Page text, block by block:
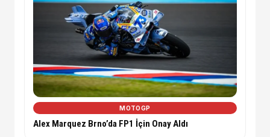
MOTOGP
Alex Marquez Brno’da FP1 İçin Onay Aldı